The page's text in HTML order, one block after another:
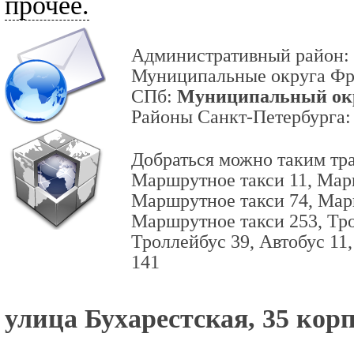
Административный район:
Муниципальные округа
СПб: Муниципальный
Районы Санкт-
Добраться можно таким
Маршрутное такси 11,
Маршрутное такси 74,
Маршрутное такси 253,
Троллейбус 39, Автобус
141
улица Бухарестская, 35